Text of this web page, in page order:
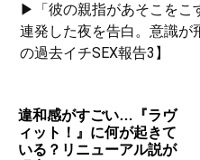
▶「彼の親指があそこをこ
連発した夜を告白。意識が
の過去イチSEX報告3】
違和感がすごい…『ラヴ
ィット！』に何が起きて
いる？リニューアル説が